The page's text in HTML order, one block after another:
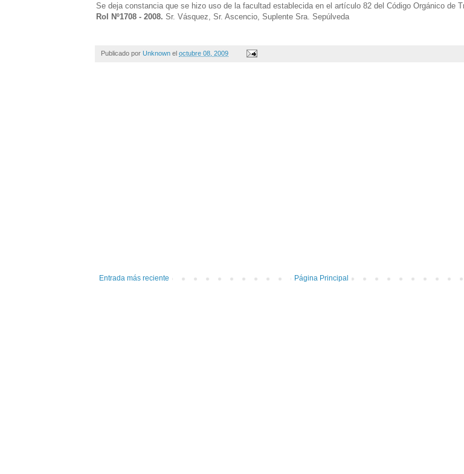
Se deja constancia que se hizo uso de la facultad establecida en el artículo 82 del Código Orgánico de
Rol Nº1708 - 2008. Sr. Vásquez , Sr. Ascencio , Suplente Sra. Sepúlveda
Publicado por Unknown el octubre 08, 2009
Entrada más reciente Página Principal